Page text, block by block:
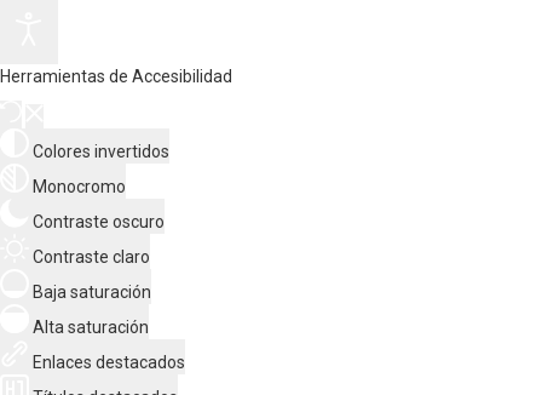
Herramientas de Accesibilidad
Colores invertidos
Monocromo
Contraste oscuro
Contraste claro
Baja saturación
Alta saturación
Enlaces destacados